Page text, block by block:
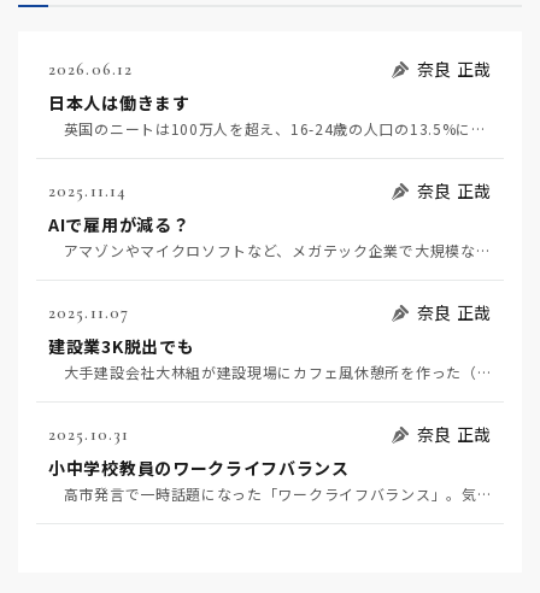
2026.06.12
奈良 正哉
日本人は働きます
英国のニートは100万人を超え、16-24歳の人口の13.5%になるそうだ（6月4日日経）。米国で…
2025.11.14
奈良 正哉
AIで雇用が減る？
アマゾンやマイクロソフトなど、メガテック企業で大規模な人員削減が相次いでいる。AIによりエンジニア…
2025.11.07
奈良 正哉
建設業3K脱出でも
大手建設会社大林組が建設現場にカフェ風休憩所を作った（11月6日日経）。建設業界の3K（きつい、汚…
2025.10.31
奈良 正哉
小中学校教員のワークライフバランス
高市発言で一時話題になった「ワークライフバランス」。気力・体力・使命感のある自発的労働はこんな建前…